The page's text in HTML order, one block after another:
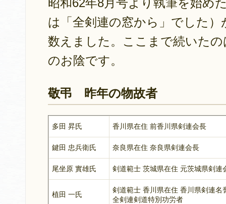
昭和62年8月号より執筆を始め
は「全剣連の窓から」でした
数えました。ここまで続いた
のお陰です。
敬弔 昨年の物故者
多田 昇氏 香川県在住 前香川県剣連会長
鍵田 忠兵衛氏 奈良県在住 奈良県剣連会長
尾坐原 實雄氏 剣道範士 茨城県在住 元茨城県剣連
植田 一氏
剣道範士 香川県在住 香川県剣連名
全剣連剣道特別功労者